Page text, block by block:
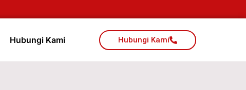
Hubungi Kami Hubungi Kami